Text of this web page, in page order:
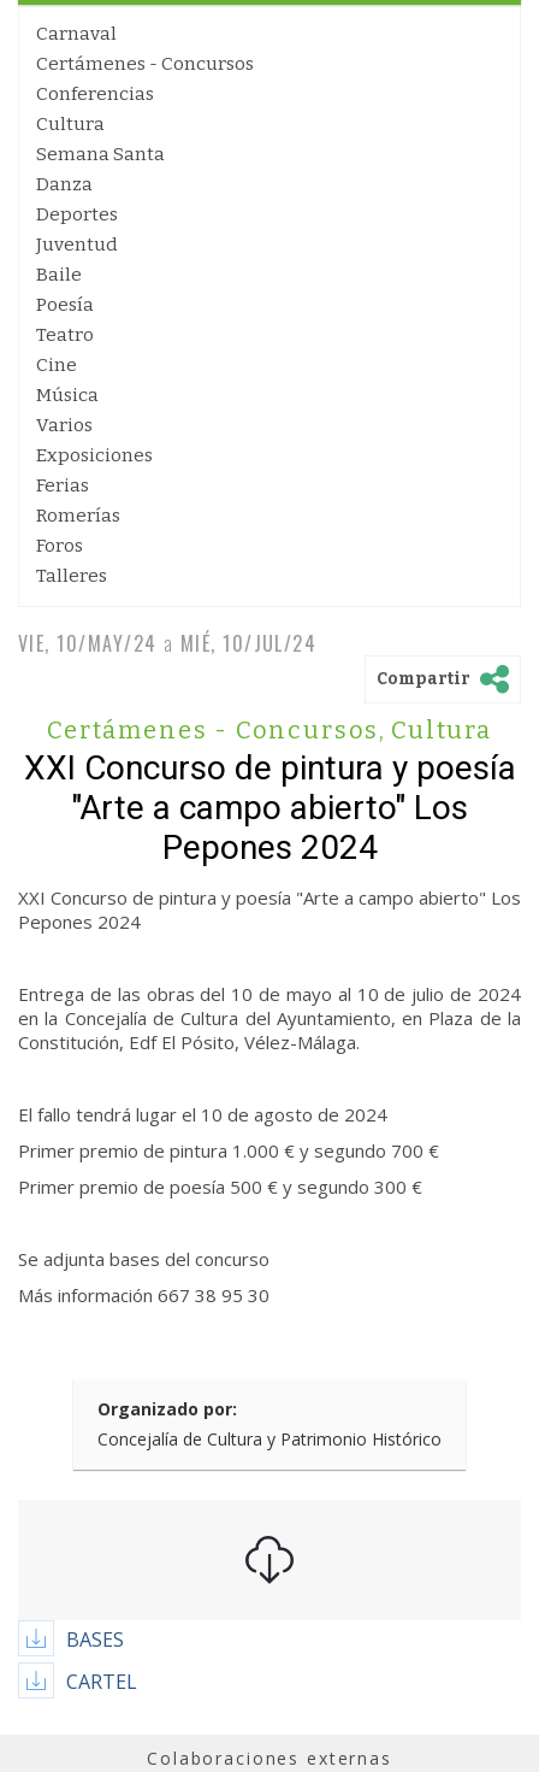
Carnaval
Certámenes - Concursos
Conferencias
Cultura
Semana Santa
Danza
Deportes
Juventud
Baile
Poesía
Teatro
Cine
Música
Varios
Exposiciones
Ferias
Romerías
Foros
Talleres
VIE, 10/MAY/24 a MIÉ, 10/JUL/24
Compartir
Certámenes - Concursos, Cultura
XXI Concurso de pintura y poesía
"Arte a campo abierto" Los
Pepones 2024
XXI Concurso de pintura y poesía "Arte a campo abierto" Los
Pepones 2024
Entrega de las obras del 10 de mayo al 10 de julio de 2024
en la Concejalía de Cultura del Ayuntamiento, en Plaza de la
Constitución, Edf El Pósito, Vélez-Málaga.
El fallo tendrá lugar el 10 de agosto de 2024
Primer premio de pintura 1.000 € y segundo 700 €
Primer premio de poesía 500 € y segundo 300 €
Se adjunta bases del concurso
Más información 667 38 95 30
Organizado por:
Concejalía de Cultura y Patrimonio Histórico
BASES
CARTEL
Colaboraciones externas